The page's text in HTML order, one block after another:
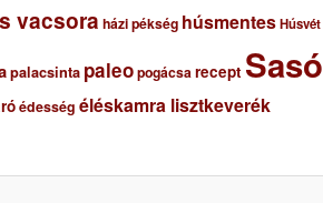
vacsora házi pékség húsmentesHúsvét
palacsinta paleopogácsarecept Sasó
édesség éléskamra lisztkeverék